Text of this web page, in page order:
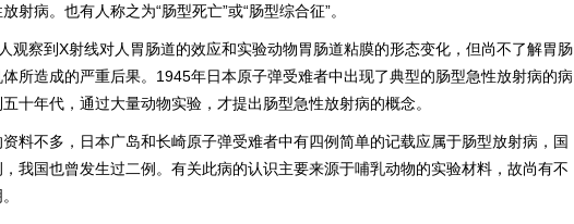
射病。也有人称之为“肠型死亡”或“肠型综合征”。
观察到X射线对人胃肠道的效应和实验动物胃肠道粘膜的形态变化，但尚不了解胃肠
所造成的严重后果。1945年日本原子弹受难者中出现了典型的肠型急性放射病的病
十年代，通过大量动物实验，才提出肠型急性放射病的概念。
料不多，日本广岛和长崎原子弹受难者中有四例简单的记载应属于肠型放射病，国
我国也曾发生过二例。有关此病的认识主要来源于哺乳动物的实验材料，故尚有不